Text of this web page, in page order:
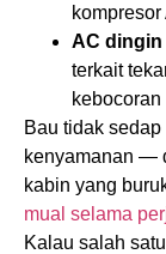
kompresor
AC dingin
terkait
Bau tidak
kenyamanan —
kabin yang
mual selama
Kalau salah